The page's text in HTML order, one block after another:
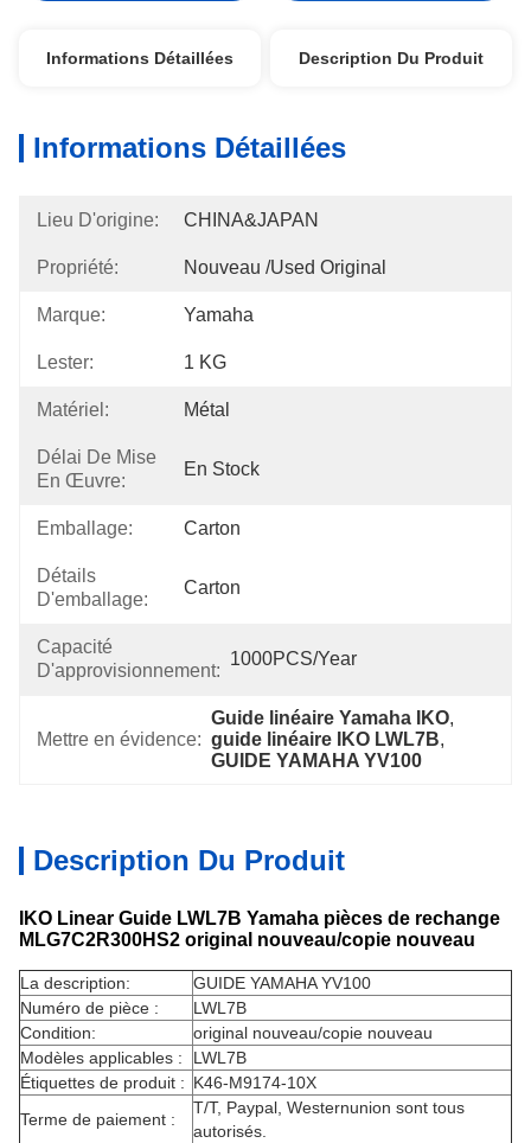
Informations Détaillées Description Du Produit
Informations Détaillées
Lieu D'origine: CHINA&JAPAN
Propriété: Nouveau /used Original
Marque: Yamaha
Lester: 1 KG
Matériel: Métal
Délai De Mise
En Œuvre:
En Stock
Emballage: Carton
Détails
D'emballage:
Carton
Capacité
D'approvisionnement:
1000PCS/Year
Mettre en évidence:
Guide linéaire Yamaha IKO,
guide linéaire IKO LWL7B,
GUIDE YAMAHA YV100
Description Du Produit
IKO Linear Guide LWL7B Yamaha pièces de rechange
MLG7C2R300HS2 original nouveau/copie nouveau
La description:
GUIDE YAMAHA YV100
Numéro de pièce :
LWL7B
Condition:
original nouveau/copie nouveau
Modèles applicables :
LWL7B
Étiquettes de produit : K46-M9174-10X
Terme de paiement :
T/T, Paypal, Westernunion sont tous
autorisés.